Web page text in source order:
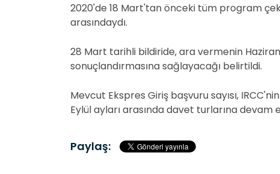
2020'de 18 Mart'tan önceki tüm program
arasındaydı.
28 Mart tarihli bildiride, ara vermenin
sonuçlandırmasına sağlayacağı belirtildi.
Mevcut Ekspres Giriş başvuru sayısı,
Eylül ayları arasında davet turlarına
Paylaş: